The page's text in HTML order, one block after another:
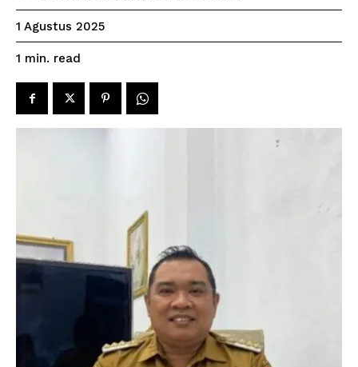
1 Agustus 2025
1 min. read